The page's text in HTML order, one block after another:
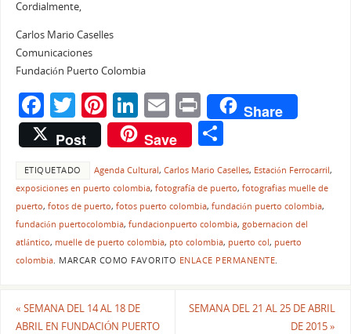
Cordialmente,
Carlos Mario Caselles
Comunicaciones
Fundación Puerto Colombia
F
a
c
e
b
o
o
T
w
itt
er
Pi
nt
er
e
st
Li
n
k
e
dI
n
E
m
ai
l
Pr
in
t
Share
Post
Save C
o
m
p
ar
tir
ETIQUETADO Agenda Cultural, Carlos Mario Caselles, Estación Ferrocarril,
exposiciones en puerto colombia, fotografía de puerto, fotografias muelle de
puerto, fotos de puerto, fotos puerto colombia, fundación puerto colombia,
fundación puertocolombia, fundacionpuerto colombia, gobernacion del
atlántico, muelle de puerto colombia, pto colombia, puerto col, puerto
colombia. MARCAR COMO FAVORITO ENLACE PERMANENTE
« SEMANA DEL 14 AL 18 DE
ABRIL EN FUNDACIÓN PUERTO
SEMANA DEL 21 AL 25 DE ABRIL
DE 2015»